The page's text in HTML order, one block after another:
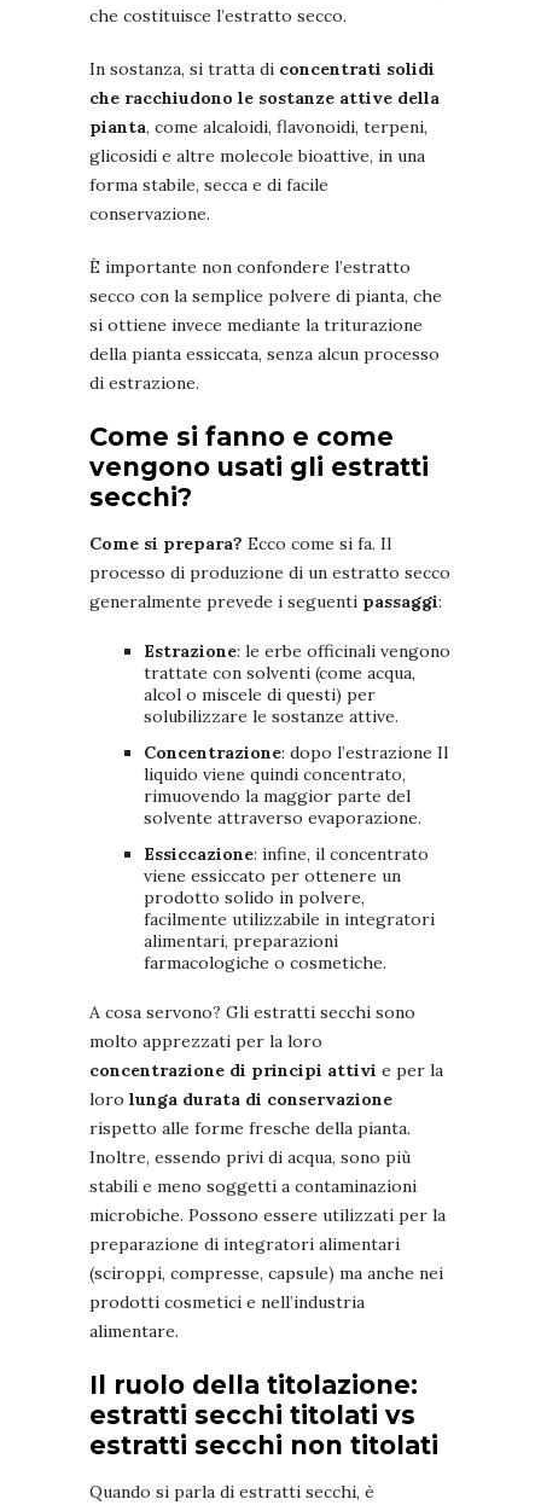
che costituisce l’estratto secco.
In sostanza, si tratta di concentrati solidi
che racchiudono le sostanze attive della
pianta, come alcaloidi, flavonoidi, terpeni,
glicosidi e altre molecole bioattive, in una
forma stabile, secca e di facile
conservazione.
È importante non confondere l’estratto
secco con la semplice polvere di pianta, che
si ottiene invece mediante la triturazione
della pianta essiccata, senza alcun processo
di estrazione.
Come si fanno e come
vengono usati gli estratti
secchi?
Come si prepara? Ecco come si fa. Il
processo di produzione di un estratto secco
generalmente prevede i seguenti passaggi:
Estrazione: le erbe officinali vengono
trattate con solventi (come acqua,
alcol o miscele di questi) per
solubilizzare le sostanze attive.
Concentrazione: dopo l’estrazione Il
liquido viene quindi concentrato,
rimuovendo la maggior parte del
solvente attraverso evaporazione.
Essiccazione: infine, il concentrato
viene essiccato per ottenere un
prodotto solido in polvere,
facilmente utilizzabile in integratori
alimentari, preparazioni
farmacologiche o cosmetiche.
A cosa servono? Gli estratti secchi sono
molto apprezzati per la loro
concentrazione di principi attivi e per la
loro lunga durata di conservazione
rispetto alle forme fresche della pianta.
Inoltre, essendo privi di acqua, sono più
stabili e meno soggetti a contaminazioni
microbiche. Possono essere utilizzati per la
preparazione di integratori alimentari
(sciroppi, compresse, capsule) ma anche nei
prodotti cosmetici e nell’industria
alimentare.
Il ruolo della titolazione:
estratti secchi titolati vs
estratti secchi non titolati
Quando si parla di estratti secchi, è